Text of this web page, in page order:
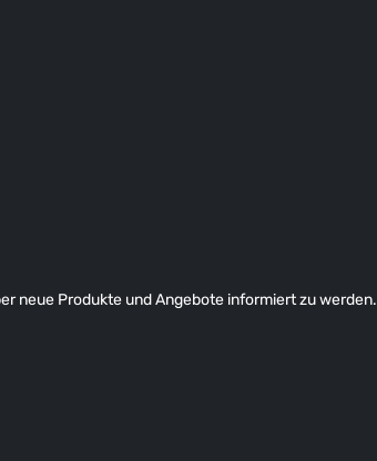
neue Produkte und Angebote informiert zu werden.